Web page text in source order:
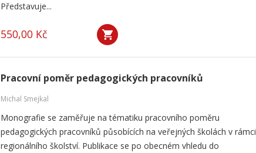
Představuje...
550,00 Kč
Pracovní poměr pedagogických pracovníků
Michal Smejkal
Monografie se zaměřuje na tématiku pracovního poměru
pedagogických pracovníků působících na veřejných školách v rámci
regionálního školství. Publikace se po obecném vhledu do